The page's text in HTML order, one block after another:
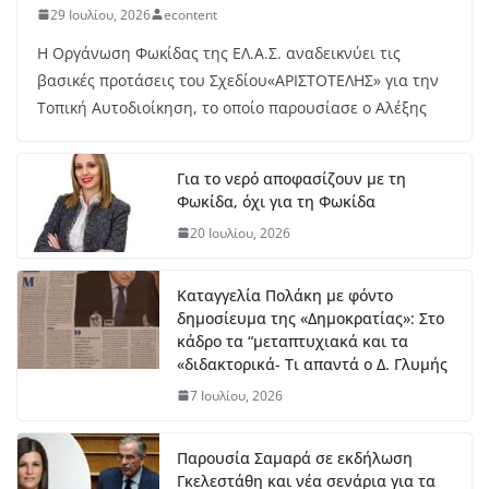
κο
ς
ΔΤ Εντάχθηκε προς
χρηματοδότησης η εκπόνηση
Σχεδίου Αστικής Ανθεκτικότητας
Στο Λιδωρίκι ο Φάνης Σπανός για
29 Ιουλίου, 2026 econtent
Η Οργάνωση Φωκίδας της ΕΛ.Α.Σ. αναδεικνύει τις
βασικές προτάσεις του Σχεδίου«ΑΡΙΣΤΟΤΕΛΗΣ» για την
Τοπική Αυτοδιοίκηση, το οποίο παρουσίασε ο Αλέξης
Για το νερό αποφασίζουν με τη
Φωκίδα, όχι για τη Φωκίδα
20 Ιουλίου, 2026
Καταγγελία Πολάκη με φόντο
δημοσίευμα της «Δημοκρατίας»: Στο
κάδρο τα “μεταπτυχιακά και τα
«διδακτορικά- Τι απαντά ο Δ. Γλυμής
7 Ιουλίου, 2026
Παρουσία Σαμαρά σε εκδήλωση
Γκελεστάθη και νέα σενάρια για τα